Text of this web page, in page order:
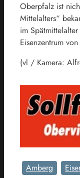
Oberpfalz ist
Mittelalters“
im
Eisenzentrum
(vl / Kamera:
Amberg